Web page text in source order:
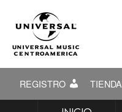
REGISTRO TIENDA